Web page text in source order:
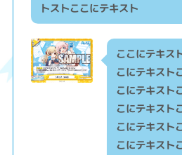
トストここにテキスト
ここにテキス
こにテキスト
こにテキスト
こにテキスト
こにテキスト
こにテキスト